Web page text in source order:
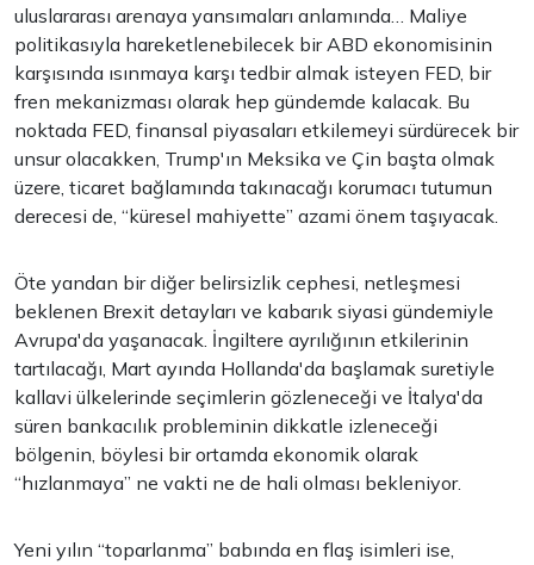
uluslararası arenaya yansımaları anlamında… Maliye
politikasıyla hareketlenebilecek bir ABD ekonomisinin
karşısında ısınmaya karşı tedbir almak isteyen FED, bir
fren mekanizması olarak hep gündemde kalacak. Bu
noktada FED, finansal piyasaları etkilemeyi sürdürecek bir
unsur olacakken, Trump'ın Meksika ve Çin başta olmak
üzere, ticaret bağlamında takınacağı korumacı tutumun
derecesi de, “küresel mahiyette” azami önem taşıyacak.
Öte yandan bir diğer belirsizlik cephesi, netleşmesi
beklenen Brexit detayları ve kabarık siyasi gündemiyle
Avrupa'da yaşanacak. İngiltere ayrılığının etkilerinin
tartılacağı, Mart ayında Hollanda'da başlamak suretiyle
kallavi ülkelerinde seçimlerin gözleneceği ve İtalya'da
süren bankacılık probleminin dikkatle izleneceği
bölgenin, böylesi bir ortamda ekonomik olarak
“hızlanmaya” ne vakti ne de hali olması bekleniyor.
Yeni yılın “toparlanma” babında en flaş isimleri ise,